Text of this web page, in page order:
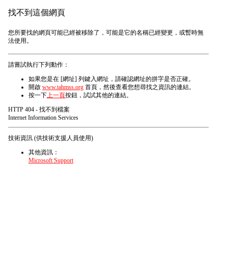
找不到這個網頁
您所要找的網頁可能已經被移除了，可能是它的名稱已經變更，或暫時無
法使用。
請嘗試執行下列動作：
如果您是在 [網址] 列鍵入網址，請確認網址的拼字是否正確。
開啟 www.tahmss.org 首頁，然後查看您想尋找之資訊的連結。
按一下上一頁按鈕，試試其他的連結。
HTTP 404 - 找不到檔案
Internet Information Services
技術資訊 (供技術支援人員使用)
其他資訊：
Microsoft Support